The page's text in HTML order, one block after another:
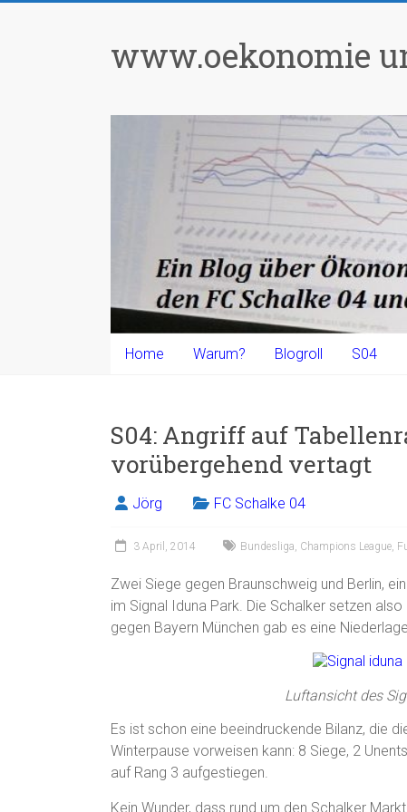
www.oekonomie
Home Warum? Blogroll S04
S04: Angriff auf
vorübergehend vertagt
Jörg FC Schalke 04
3 April, 2014 Bundesliga Champions League
Zwei Siege gegen Braunschweig und Berlin,
im Signal Iduna Park. Die Schalker setzen
gegen Bayern München gab es eine
Luftansicht des
Es ist schon eine beeindruckende Bilanz, die
Winterpause vorweisen kann: 8 Siege, 2
auf Rang 3 aufgestiegen.
Kein Wunder, dass rund um den Schalker